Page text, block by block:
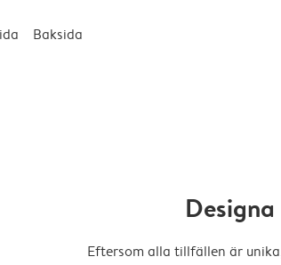
Baksida
Eftersom alla tillfällen är